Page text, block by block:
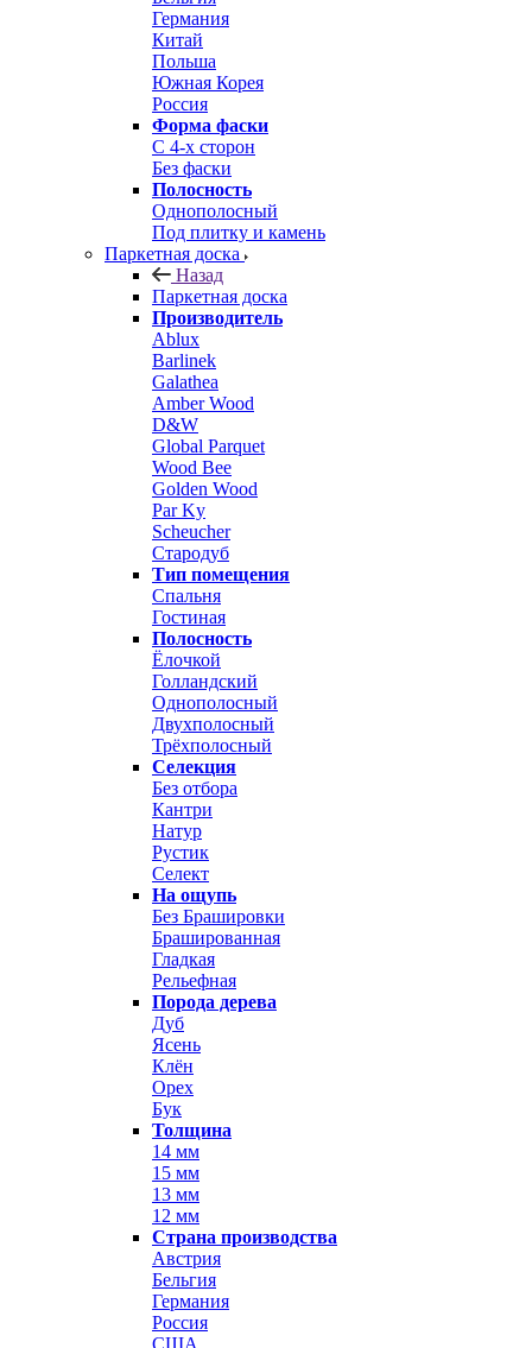
Германия
Китай
Польша
Южная Корея
Россия
Форма фаски
С 4-х сторон
Без фаски
Полосность
Однополосный
Под плитку и камень
Паркетная доска
Назад
Паркетная доска
Производитель
Ablux
Barlinek
Galathea
Amber Wood
D&W
Global Parquet
Wood Bee
Golden Wood
Par Ky
Scheucher
Стародуб
Тип помещения
Спальня
Гостиная
Полосность
Ёлочкой
Голландский
Однополосный
Двухполосный
Трёхполосный
Селекция
Без отбора
Кантри
Натур
Рустик
Селект
На ощупь
Без Брашировки
Брашированная
Гладкая
Рельефная
Порода дерева
Дуб
Ясень
Клён
Орех
Бук
Толщина
14 мм
15 мм
13 мм
12 мм
Страна производства
Австрия
Бельгия
Германия
Россия
США